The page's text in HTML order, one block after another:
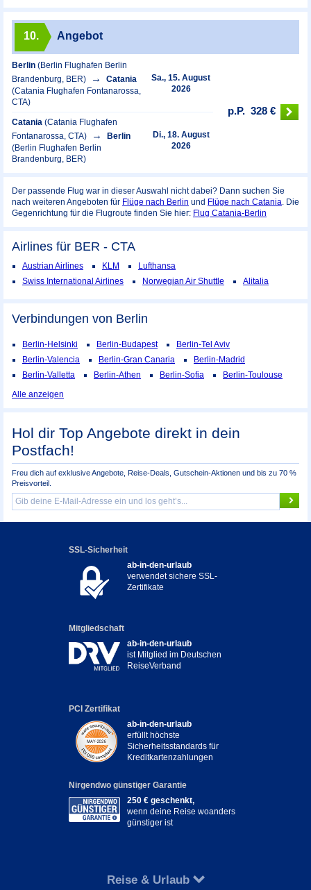
10. Angebot
Berlin (Berlin Flughafen Berlin
Brandenburg, BER)
Catania
(Catania Flughafen Fontanarossa,
CTA)
Sa., 15. August
2026
Catania (Catania Flughafen
Fontanarossa, CTA)
Berlin
(Berlin Flughafen Berlin
Brandenburg, BER)
Di., 18. August
2026
p.P. 328 €
Der passende Flug war in dieser Auswahl nicht dabei? Dann suchen Sie
nach weiteren Angeboten für Flüge nach Berlin und Flüge nach Catania . Die
Gegenrichtung für die Flugroute finden Sie hier: Flug Catania-Berlin
Airlines für BER - CTA
Austrian Airlines KLM
Lufthansa
Swiss International Airlines
Norwegian Air Shuttle Alitalia
Verbindungen von Berlin
Berlin-Helsinki Berlin-Budapest
Berlin-Tel Aviv
Berlin-Valencia
Berlin-Gran Canaria
Berlin-Madrid
Berlin-Valletta
Berlin-Athen Berlin-Sofia
Berlin-Toulouse
Alle anzeigen
Hol dir Top Angebote direkt in dein
Postfach!
Freu dich auf exklusive Angebote, Reise-Deals, Gutschein-Aktionen und bis zu 70 %
Preisvorteil.
SSL-Sicherheit
ab-in-den-urlaub
verwendet sichere SSL-
Zertifikate
Mitgliedschaft
ab-in-den-urlaub
ist Mitglied im Deutschen
ReiseVerband
PCI Zertifikat
ab-in-den-urlaub
erfüllt höchste
Sicherheitsstandards für
Kreditkartenzahlungen
Nirgendwo günstiger Garantie
250 € geschenkt,
wenn deine Reise woanders
günstiger ist
Reise & Urlaub